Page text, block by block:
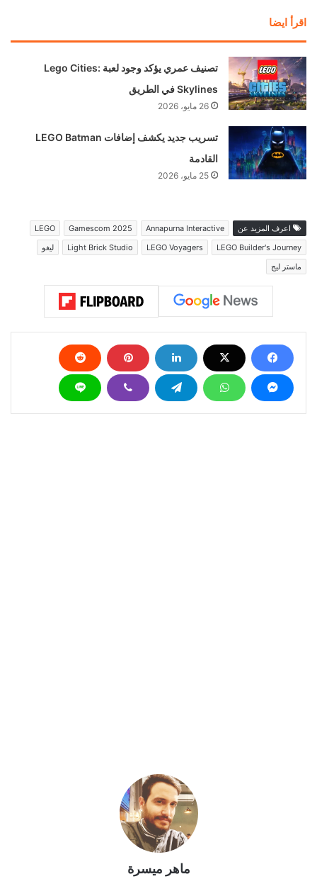
اقرأ ايضا
تصنيف عمري يؤكد وجود لعبة Lego Cities:
Skylines في الطريق
26 مايو، 2026
تسريب جديد يكشف إضافات LEGO Batman
القادمة
25 مايو، 2026
اعرف المزيد عن Annapurna Interactive
Gamescom 2025
LEGO
LEGO Builder's Journey
LEGO Voyagers
Light Brick Studio
ليغو
ماستر ليج
ماهر ميسرة